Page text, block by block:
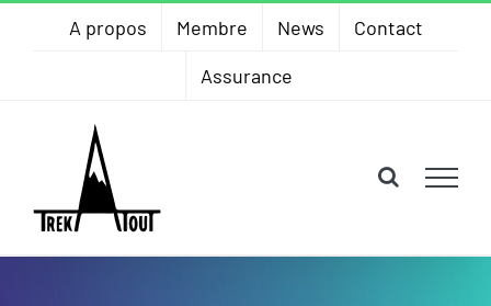
A propos Membre News
Contact
Assurance